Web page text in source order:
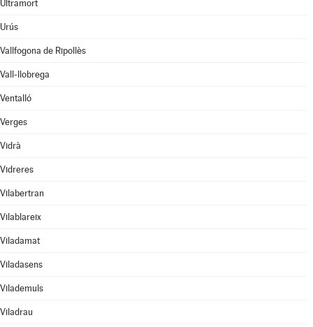
Ultramort
Urús
Vallfogona de Ripollès
Vall-llobrega
Ventalló
Verges
Vidrà
Vidreres
Vilabertran
Vilablareix
Viladamat
Viladasens
Vilademuls
Viladrau